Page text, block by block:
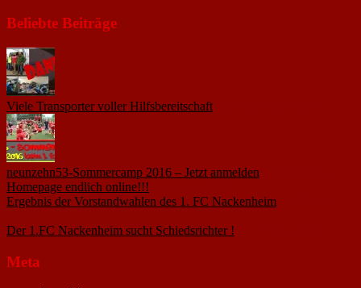
Beliebte Beiträge
Viele Transporter voller Hilfsbereitschaft
neunzehn53-Sommercamp 2016 – Jetzt anmelden
Homepage endlich online!!!
Ergebnis der Vorstandwahlen des 1. FC Nackenheim
Der 1.FC Nackenheim sucht Schiedsrichter !
Meta